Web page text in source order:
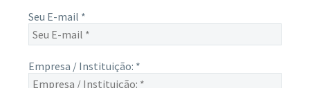
Seu E-mail *
Empresa / Instituição: *